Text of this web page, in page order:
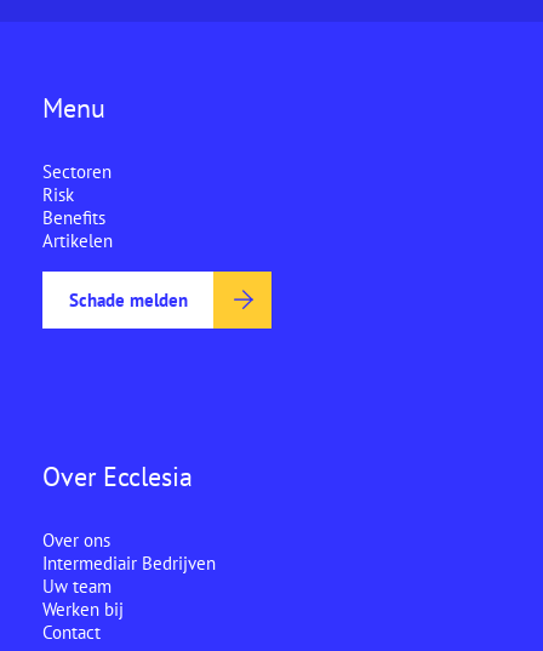
Menu
Sectoren
Risk
Benefits
Artikelen
Schade melden
Over Ecclesia
Over ons
Intermediair Bedrijven
Uw team
Werken bij
Contact